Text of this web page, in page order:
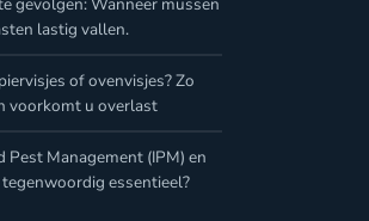
lastig vallen.
of ovenvisjes? Zo
voorkomt u overlast
Pest Management (IPM) en
essentieel?